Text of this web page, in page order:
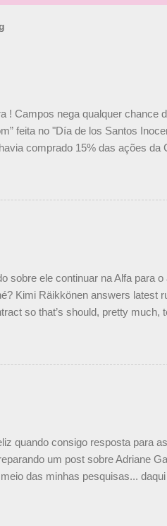
! Campos nega qualquer chance
feita no "Día de los Santos
comprado 15% das ações
ao declarar que o brasileiro não
uma oferta de Piquet",
ter dois brasileiros”, explicou,
sobre ele continuar na Alfa para
Kimi Räikkönen answers latest
so that’s should, pretty much,
tantos anos na F1. What is it
GSAu1LWnwW —
quando consigo resposta para
um post sobre Adriane
das minhas pesquisas...
Paula Senna. Fui